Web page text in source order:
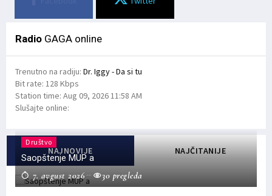
Radio GAGA online
Trenutno na radiju: Dr. Iggy - Da si tu
Bit rate: 128 Kbps
Station time: Aug 09, 202611:58 AM
Slušajte online:
NAJNOVIJE NAJČITANIJE
Društvo
Saopštenje MUP a
7. avgust 2026
30 pregleda